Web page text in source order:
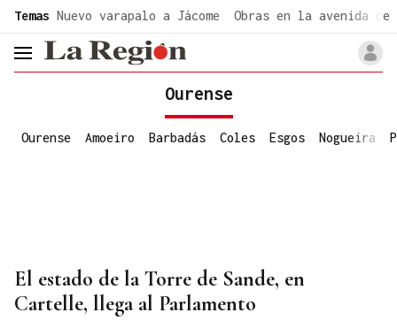
Temas Nuevo varapalo a Jácome Obras en la avenida de
header.menu.open
Ourense
Ourense Amoeiro Barbadás Coles Esgos Nogueira
El estado de la Torre de Sande, en
Cartelle, llega al Parlamento